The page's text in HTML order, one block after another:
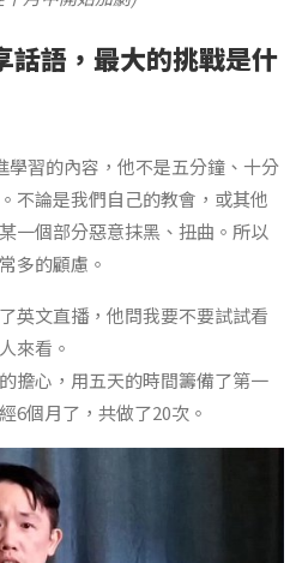
話語，最大的挑戰是什
學習的內容，他不是五分鐘、十分
不論是我們自己的教會，或其他
一個部分惡意抹黑、扭曲。所以
多的顧慮。
英文直播，他問我要不要試試看
來看。
擔心，用五天的時間籌備了第一
6個月了，共做了20次。